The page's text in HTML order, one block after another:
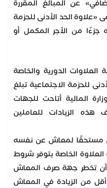
عن المبالغ المقررة
الحد الأدنى للحزمة
جزءًا من الأجر المكمل أو
الدورية والخاصة
للحزمة الاجتماعية تبلغ
وزارة المالية أتاحت للجهات
هذه الزيادات للعاملين
مستحقًا لمعاش عن نفسه
الخاصة بتوفر شروط
أن تخطر جهة صرف المعاش
أقل من الزيادة في المعاش